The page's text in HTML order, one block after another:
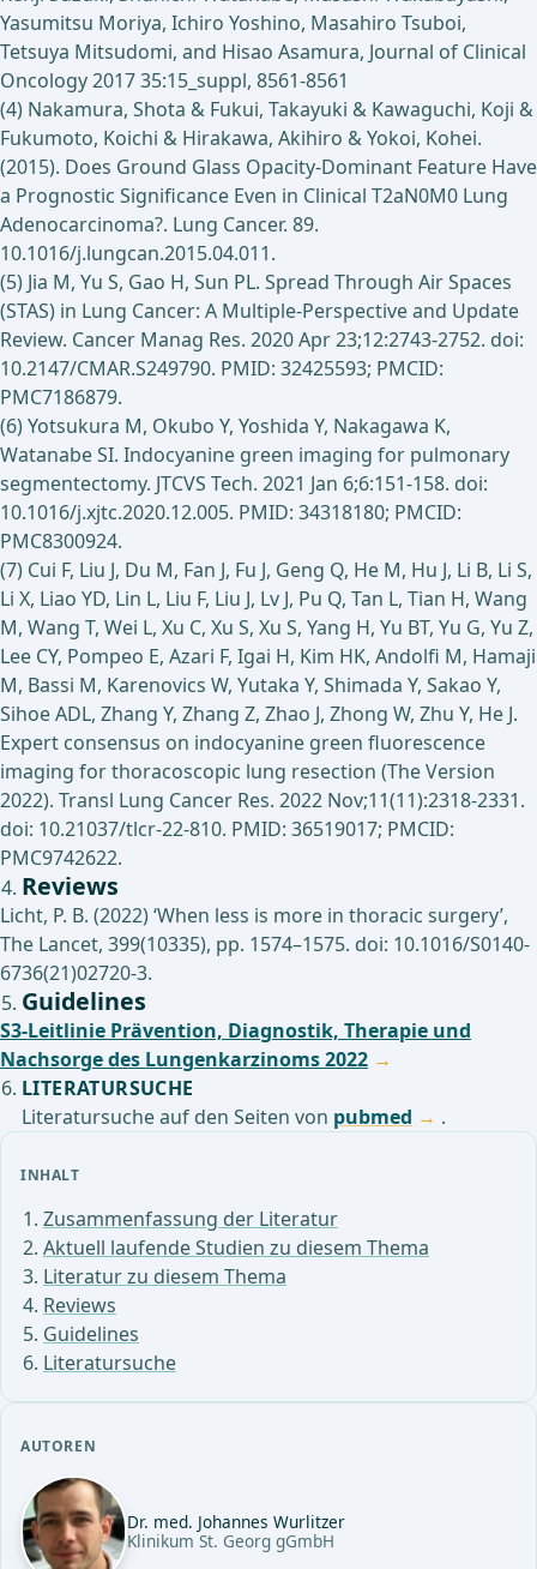
INHALT
Zusammenfassung der Literatur
Aktuell laufende Studien zu diesem Thema
Literatur zu diesem Thema
Reviews
Guidelines
Literatursuche
AUTOREN
Dr. med. Johannes Wurlitzer
Klinikum St. Georg gGmbH
Yasumitsu Moriya, Ichiro Yoshino, Masahiro Tsuboi,
Tetsuya Mitsudomi, and Hisao Asamura, Journal of Clinical
Oncology 2017 35:15_suppl, 8561-8561
(4) Nakamura, Shota & Fukui, Takayuki & Kawaguchi, Koji &
Fukumoto, Koichi & Hirakawa, Akihiro & Yokoi, Kohei.
(2015). Does Ground Glass Opacity-Dominant Feature Have
a Prognostic Significance Even in Clinical T2aN0M0 Lung
Adenocarcinoma?. Lung Cancer. 89.
10.1016/j.lungcan.2015.04.011.
(5) Jia M, Yu S, Gao H, Sun PL. Spread Through Air Spaces
(STAS) in Lung Cancer: A Multiple-Perspective and Update
Review. Cancer Manag Res. 2020 Apr 23;12:2743-2752. doi:
10.2147/CMAR.S249790. PMID: 32425593; PMCID:
PMC7186879.
(6) Yotsukura M, Okubo Y, Yoshida Y, Nakagawa K,
Watanabe SI. Indocyanine green imaging for pulmonary
segmentectomy. JTCVS Tech. 2021 Jan 6;6:151-158. doi:
10.1016/j.xjtc.2020.12.005. PMID: 34318180; PMCID:
PMC8300924.
(7) Cui F, Liu J, Du M, Fan J, Fu J, Geng Q, He M, Hu J, Li B, Li S,
Li X, Liao YD, Lin L, Liu F, Liu J, Lv J, Pu Q, Tan L, Tian H, Wang
M, Wang T, Wei L, Xu C, Xu S, Xu S, Yang H, Yu BT, Yu G, Yu Z,
Lee CY, Pompeo E, Azari F, Igai H, Kim HK, Andolfi M, Hamaji
M, Bassi M, Karenovics W, Yutaka Y, Shimada Y, Sakao Y,
Sihoe ADL, Zhang Y, Zhang Z, Zhao J, Zhong W, Zhu Y, He J.
Expert consensus on indocyanine green fluorescence
imaging for thoracoscopic lung resection (The Version
2022). Transl Lung Cancer Res. 2022 Nov;11(11):2318-2331.
doi: 10.21037/tlcr-22-810. PMID: 36519017; PMCID:
PMC9742622.
Reviews
Licht, P. B. (2022) ‘When less is more in thoracic surgery’,
The Lancet, 399(10335), pp. 1574–1575. doi: 10.1016/S0140-
6736(21)02720-3.
Guidelines
S3-Leitlinie Prävention, Diagnostik, Therapie und
Nachsorge des Lungenkarzinoms 2022
LITERATURSUCHE
Literatursuche auf den Seiten von pubmed .